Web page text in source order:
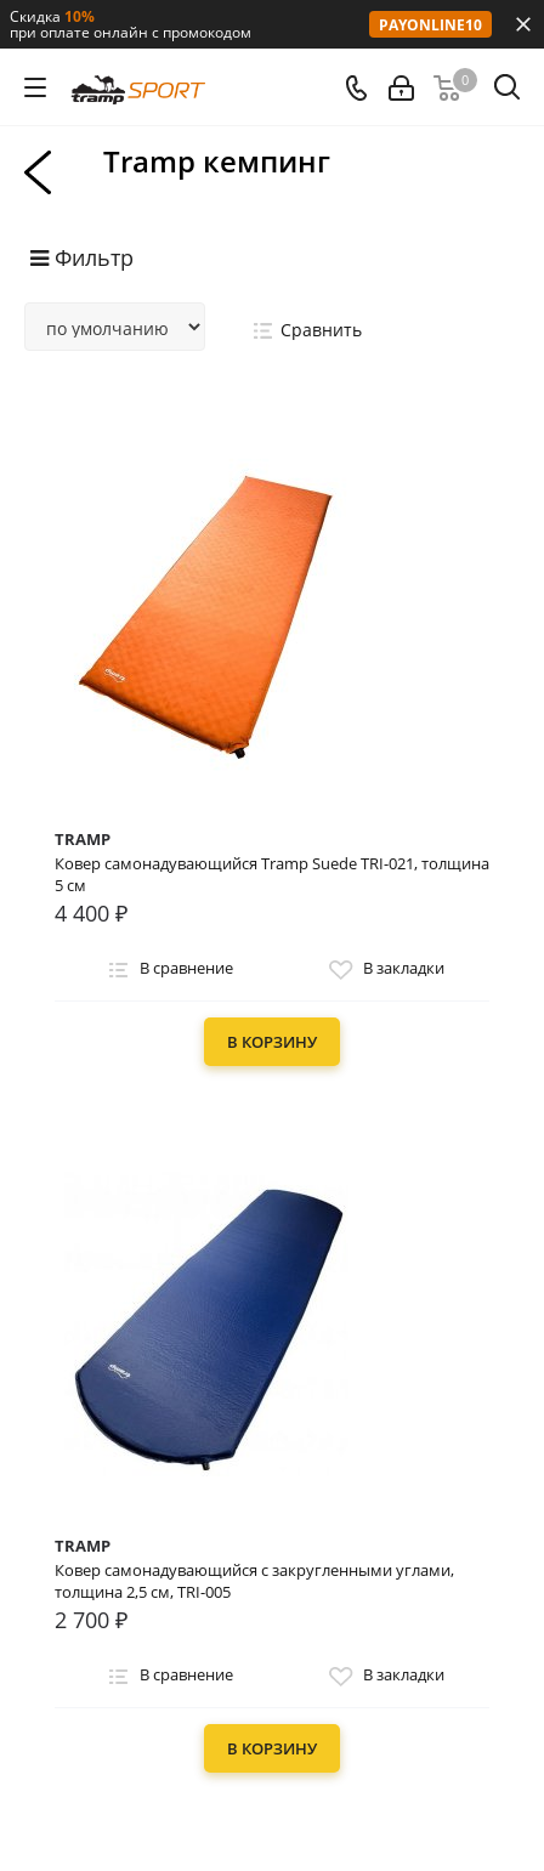
Скидка 10%
при оплате онлайн с промокодом PAYONLINE10
0
Tramp кемпинг
Фильтр
Сравнить
TRAMP
Ковер самонадувающийся Tramp Suede TRI-021, толщина
5 см
4 400 ₽
В сравнение В закладки
В КОРЗИНУ
TRAMP
Ковер самонадувающийся с закругленными углами,
толщина 2,5 см, TRI-005
2 700 ₽
В сравнение В закладки
В КОРЗИНУ